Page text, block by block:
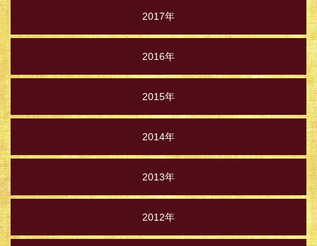
2017年
2016年
2015年
2014年
2013年
2012年